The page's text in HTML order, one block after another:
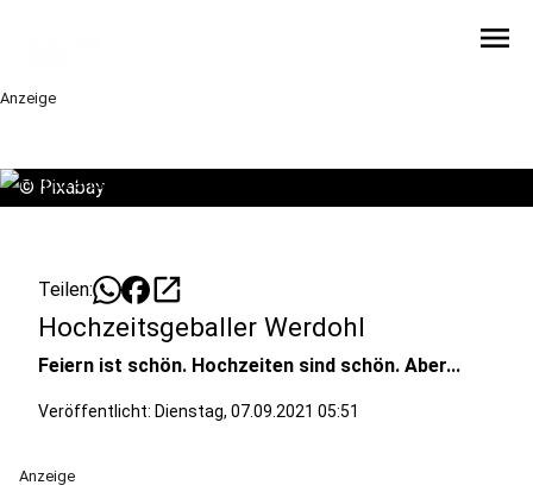
menu
Anzeige
© Pixabay
Teilen: open_in_new
Hochzeitsgeballer Werdohl
Feiern ist schön. Hochzeiten sind schön. Aber...
Veröffentlicht: Dienstag, 07.09.2021 05:51
Anzeige